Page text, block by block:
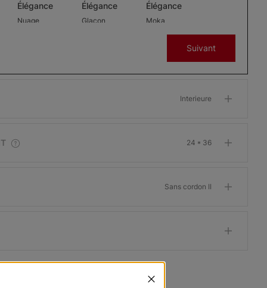
Élégance
Nuage
Élégance
Glaçon
Élégance
Moka
Échantillon
Cascade
Santa Fe
Suivant
Interieure
24 * 36
Sans cordon II